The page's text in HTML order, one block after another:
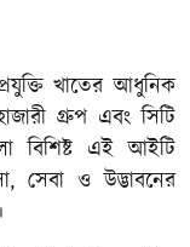
খাতের আধুনিক
গ্রুপ এবং সিটি
বিশিষ্ট এই আইটি
সেবা ও উদ্ভাবনের